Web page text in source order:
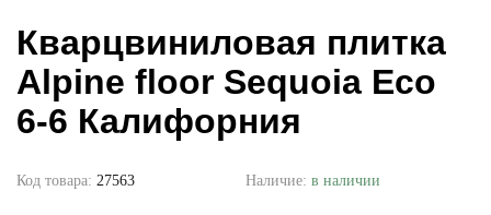
Кварцвиниловая плитка
Alpine floor Sequoia Eco
6-6 Калифорния
Код товара: 27563 Наличие: в наличии